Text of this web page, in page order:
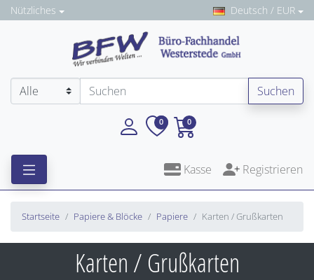
Nützliches Deutsch / EUR
Suchen
0 0
Kasse Registrieren
Startseite Papiere & Blöcke Papiere Karten / Grußkarten
Karten / Grußkarten